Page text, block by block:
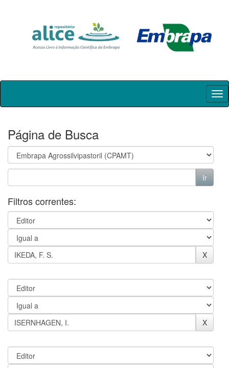
Skip
Página de Busca
Filtros correntes: